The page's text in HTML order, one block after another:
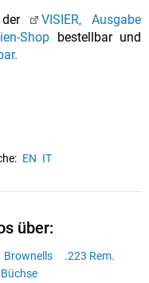
VISIER, Ausgabe
Shop
bestellbar und
EN IT
über:
Brownells
.223 Rem.
Büchse